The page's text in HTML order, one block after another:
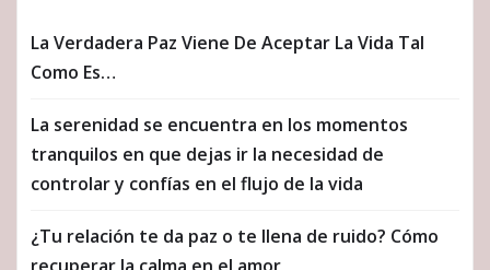
La Verdadera Paz Viene De Aceptar La Vida Tal
Como Es…
La serenidad se encuentra en los momentos
tranquilos en que dejas ir la necesidad de
controlar y confías en el flujo de la vida
¿Tu relación te da paz o te llena de ruido? Cómo